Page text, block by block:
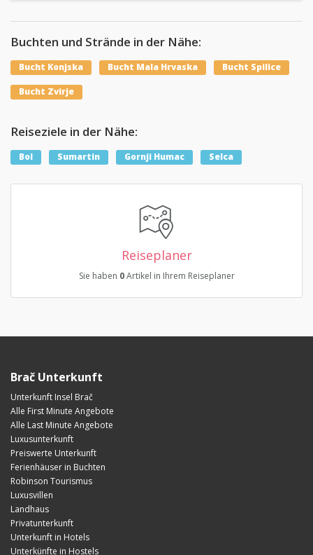
Buchten und Strände in der Nähe:
Bucht Konjska Bucht Mala Hrvaska Bucht Spilice
Bucht Zvirje
Reiseziele in der Nähe:
Bol Sumartin Gornji Humac Selca
Reiseplaner
Sie haben 0Artikel in Ihrem Reiseplaner
Brač Unterkunft
Unterkunft Insel Brač
Alle First Minute Angebote
Alle Last Minute Angebote
Luxusunterkunft
Preiswerte Unterkunft
Ferienhäuser in Buchten
Robinson Tourismus
Luxusvillen
Landhaus
Privatunterkunft
Unterkunft in Hotels
Unterkünfte in Hostels